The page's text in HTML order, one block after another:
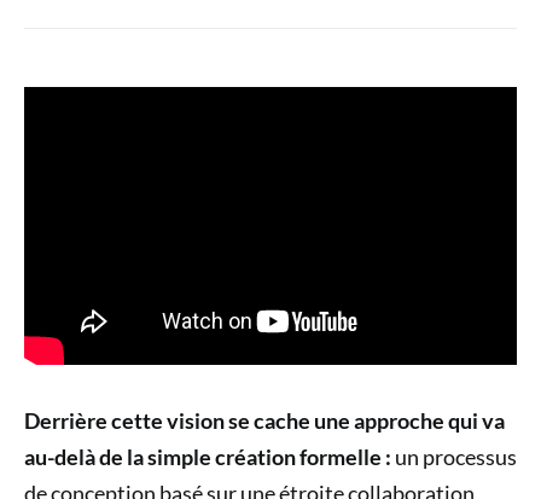
Derrière cette vision se cache une approche qui va
au-delà de la simple création formelle : un processus
de conception basé sur une étroite collaboration